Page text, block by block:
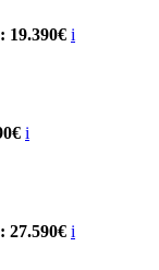
19.390€ i
i
27.590€ i